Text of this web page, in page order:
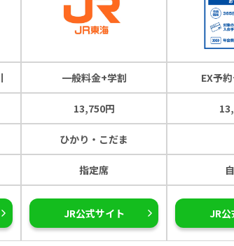
一般料金+学割 EX予
13,750円
ひかり・こだま
指定席
JR公式サイト JR公